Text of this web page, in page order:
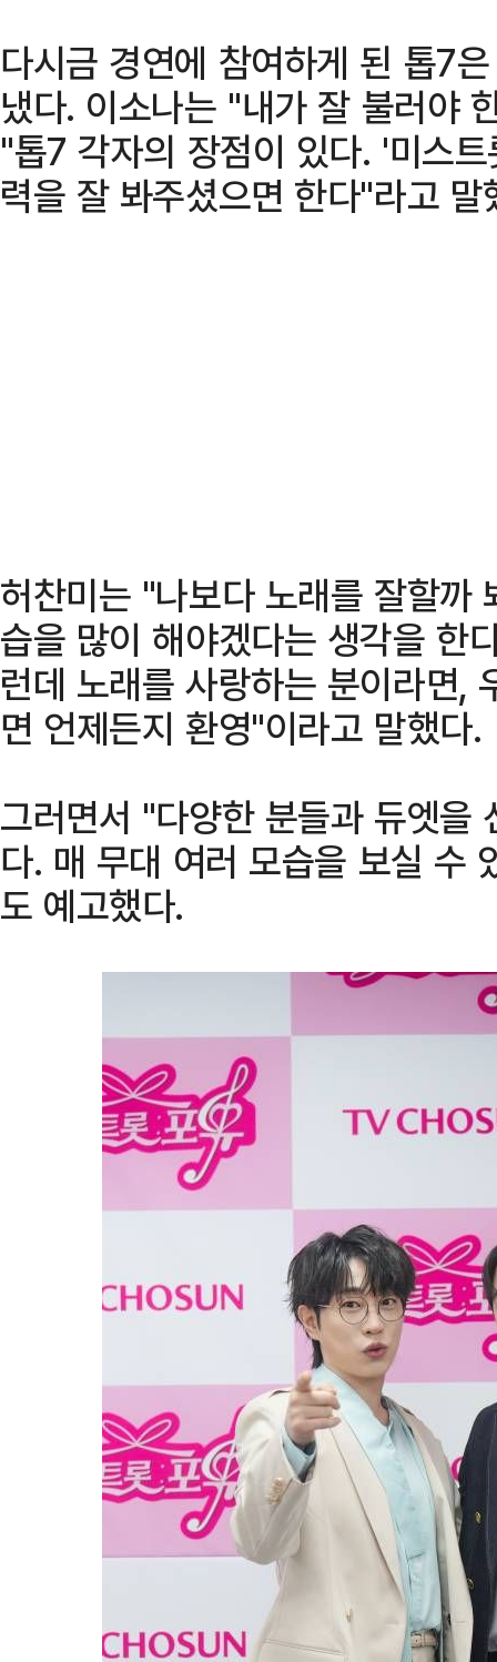
다시금 경연에 참여하게 된 톱7
냈다. 이소나는 "내가 잘 불러야
"톱7 각자의 장점이 있다. '미스
력을 잘 봐주셨으면 한다"라고 말
허찬미는 "나보다 노래를 잘할까
습을 많이 해야겠다는 생각을 한
런데 노래를 사랑하는 분이라면,
면 언제든지 환영"이라고 말했다.
그러면서 "다양한 분들과 듀엣을
다. 매 무대 여러 모습을 보실 수
도 예고했다.